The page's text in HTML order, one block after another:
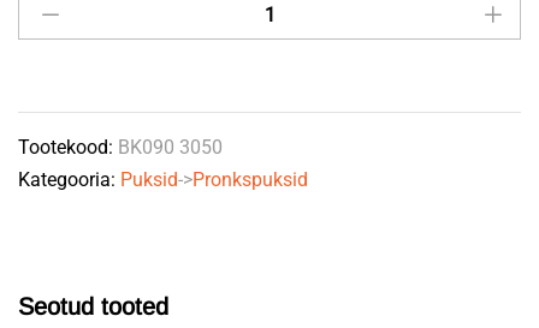
30x34x50
Tootekood: BK090 3050
Kategooria: Puksid->Pronkspuksid
Seotud tooted